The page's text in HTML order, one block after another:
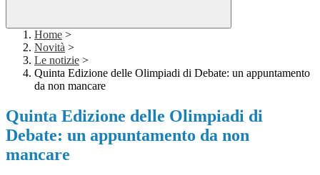
Home >
Novità >
Le notizie >
Quinta Edizione delle Olimpiadi di Debate: un appuntamento
da non mancare
Quinta Edizione delle Olimpiadi di
Debate: un appuntamento da non
mancare